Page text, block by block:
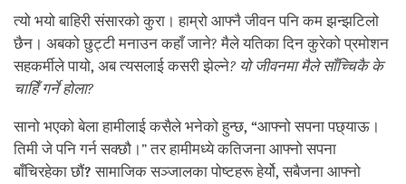
त्यो भयो बाहिरी संसारको कुरा। हाम्रो आफ्नै जीवन पनि कम झन्झटिलो
छैन। अबको छुट्टी मनाउन कहाँ जाने? मैले यतिका दिन कुरेको प्रमोशन
सहकर्मीले पायो, अब त्यसलाई कसरी झेल्ने? यो जीवनमा मैले साँच्चिकै के
चाहिँ गर्ने होला?
सानो भएको बेला हामीलाई कसैले भनेको हुन्छ, “आफ्नो सपना पछ्याऊ।
तिमी जे पनि गर्न सक्छौ।” तर हामीमध्ये कतिजना आफ्नो सपना
बाँचिरहेका छौं?सामाजिक सञ्जालका पोष्टहरू हेर्यो,सबैजना आफ्नो